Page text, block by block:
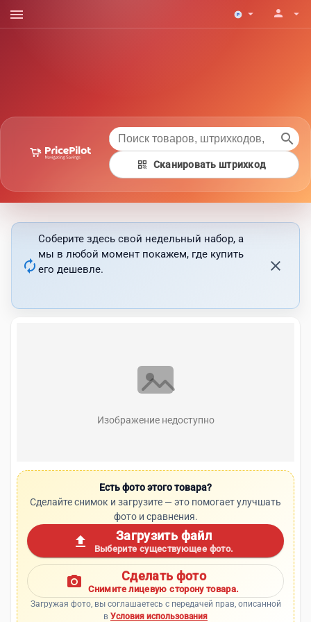
menu arrow_drop_down person arrow_drop_down
search
qr_code Сканировать штрихкод
autorenew
Соберите здесь свой недельный набор, а
мы в любой момент покажем, где купить
его дешевле.
close
Изображение недоступно
Есть фото этого товара?
Сделайте снимок и загрузите — это помогает улучшать
фото и сравнения.
upload Загрузить файл
Выберите существующее фото.
photo_camera Сделать фото
Снимите лицевую сторону товара.
Загружая фото, вы соглашаетесь с передачей прав, описанной
в Условия использования